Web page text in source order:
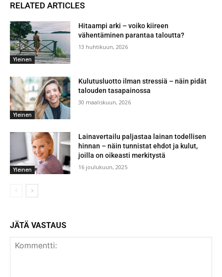
RELATED ARTICLES
Yleinen
Hitaampi arki – voiko kiireen
vähentäminen parantaa taloutta?
13 huhtikuun, 2026
Yleinen
Kulutusluotto ilman stressiä – näin pidät
talouden tasapainossa
30 maaliskuun, 2026
Yleinen
Lainavertailu paljastaa lainan todellisen
hinnan – näin tunnistat ehdot ja kulut,
joilla on oikeasti merkitystä
16 joulukuun, 2025
JÄTÄ VASTAUS